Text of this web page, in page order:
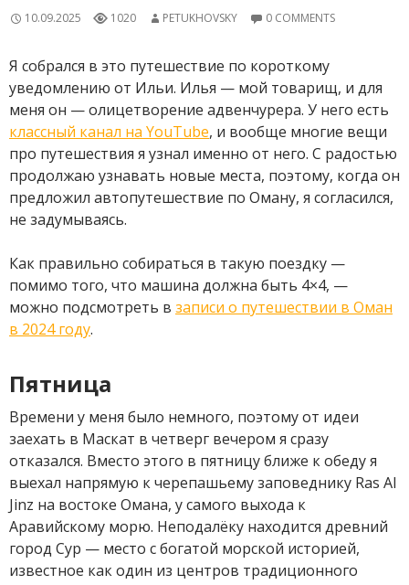
10.09.2025 1020 PETUKHOVSKY 0 COMMENTS
Я собрался в это путешествие по короткому
уведомлению от Ильи. Илья — мой товарищ, и для
меня он — олицетворение адвенчурера. У него есть
классный канал на YouTube, и вообще многие вещи
про путешествия я узнал именно от него. С радостью
продолжаю узнавать новые места, поэтому, когда он
предложил автопутешествие по Оману, я согласился,
не задумываясь.
Как правильно собираться в такую поездку —
помимо того, что машина должна быть 4×4, —
можно подсмотреть в записи о путешествии в Оман
в 2024 году.
Пятница
Времени у меня было немного, поэтому от идеи
заехать в Маскат в четверг вечером я сразу
отказался. Вместо этого в пятницу ближе к обеду я
выехал напрямую к черепашьему заповеднику Ras Al
Jinz на востоке Омана, у самого выхода к
Аравийскому морю. Неподалёку находится древний
город Сур — место с богатой морской историей,
известное как один из центров традиционного